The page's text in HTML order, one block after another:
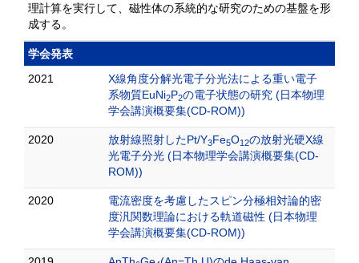
理計算を実行して、磁性体の系統的な研究のための基盤を形
成する。
学会発表
2021
X線角度分解光電子分光法による重い電子
系物質EuNi2P2の電子状態の研究 (日本物理
学会講演概要集(CD-ROM))
2020 放射線照射したPt/Y3Fe5O12の放射光硬X線
光電子分光 (日本物理学会講演概要集(CD-
ROM))
2020
電流密度を考慮したスピン分極相対論的密
度汎関数理論における軌道磁性 (日本物理
学会講演概要集(CD-ROM))